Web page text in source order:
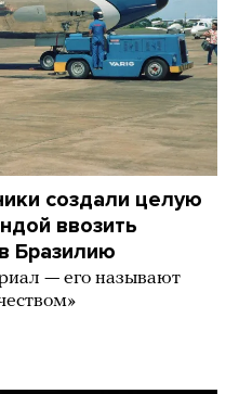
создали целую
ввозить
Бразилию
— его называют